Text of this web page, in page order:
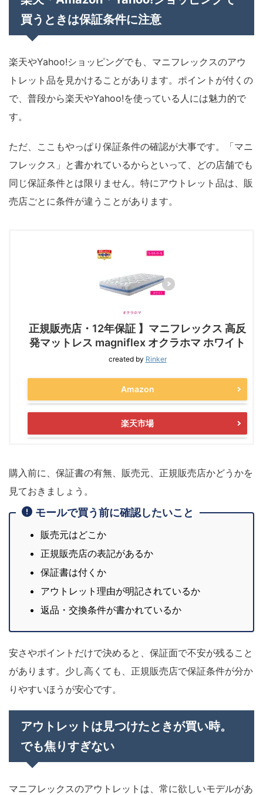
買うときは保証条件に注意
楽天やYahoo!ショッピングでも、マニフレックスのアウ
トレット品を見かけることがあります。ポイントが付くの
で、普段から楽天やYahoo!を使っている人には魅力的で
す。
ただ、ここもやっぱり保証条件の確認が大事です。「マニ
フレックス」と書かれているからといって、どの店舗でも
同じ保証条件とは限りません。特にアウトレット品は、販
売店ごとに条件が違うことがあります。
正規販売店・12年保証 】マニフレックス 高反
発マットレス magniflex オクラホマ ホワイト
created by Rinker
Amazon
楽天市場
購入前に、保証書の有無、販売元、正規販売店かどうかを
見ておきましょう。
モールで買う前に確認したいこと
販売元はどこか
正規販売店の表記があるか
保証書は付くか
アウトレット理由が明記されているか
返品・交換条件が書かれているか
安さやポイントだけで決めると、保証面で不安が残ること
があります。少し高くても、正規販売店で保証条件が分か
りやすいほうが安心です。
アウトレットは見つけたときが買い時。
でも焦りすぎない
マニフレックスのアウトレットは、常に欲しいモデルがあ